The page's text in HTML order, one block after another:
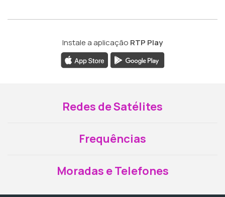
Instale a aplicação RTP Play
Redes de Satélites
Frequências
Moradas e Telefones